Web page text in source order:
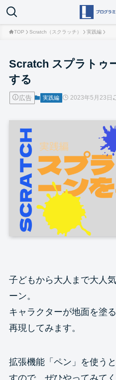
TOP Scratch（スクラッチ） 実践編
Scratch スプラトゥ
する
広告 実践編 2023年5月23日
子どもから大人まで大人
ーン。
キャラクターが地面を塗
再現してみます。
拡張機能「ペン」を使う